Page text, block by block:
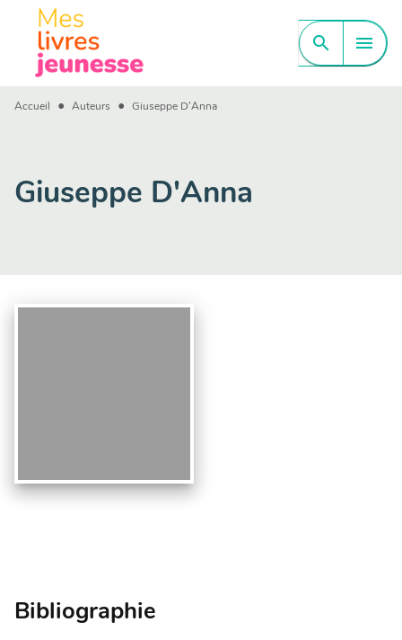
MENU CONTENU
PIED DE PAGE
search menu
Accueil • Auteurs • Giuseppe D'Anna
Giuseppe D'Anna
Bibliographie